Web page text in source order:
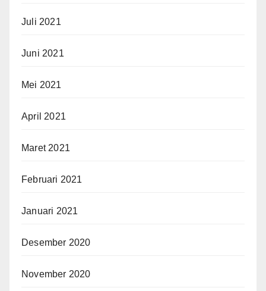
Juli 2021
Juni 2021
Mei 2021
April 2021
Maret 2021
Februari 2021
Januari 2021
Desember 2020
November 2020